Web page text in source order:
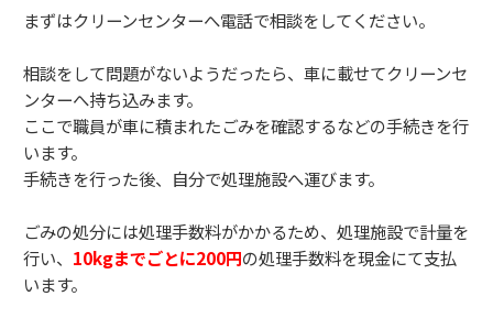
まずはクリーンセンターへ電話で相談をしてください。
相談をして問題がないようだったら、車に載せてクリーンセ
ンターへ持ち込みます。
ここで職員が車に積まれたごみを確認するなどの手続きを行
います。
手続きを行った後、自分で処理施設へ運びます。
ごみの処分には処理手数料がかかるため、処理施設で計量を
行い、 10kgまでごとに200円の処理手数料を現金にて支払
います。